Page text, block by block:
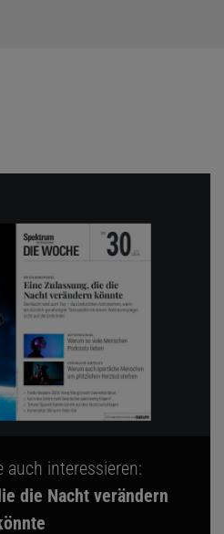
auch interessieren:
die Nacht verändern